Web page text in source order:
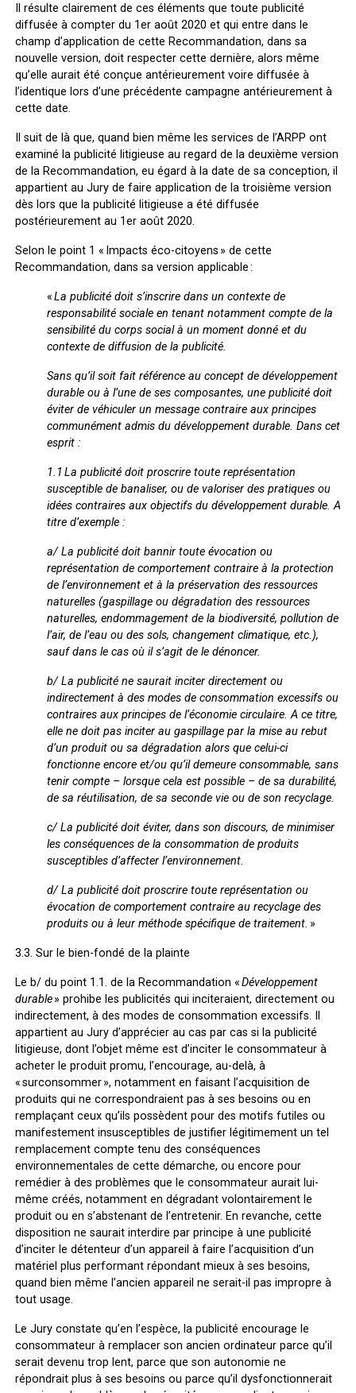
Il résulte clairement de ces éléments que toute publicité
diffusée à compter du 1eraoût 2020 et qui entre dans le
champ d’application de cette Recommandation, dans sa
nouvelle version, doit respecter cette dernière, alors même
qu’elle aurait été conçue antérieurement voire diffusée à
l’identique lors d’une précédente campagne antérieurement à
cette date.
Il suit de là que, quand bien même les services de l’ARPP ont
examiné la publicité litigieuse au regard de la deuxième version
de la Recommandation, eu égard à la date de sa conception, il
appartient au Jury de faire application de la troisième version
dès lors que la publicité litigieuse a été diffusée
postérieurement au 1eraoût 2020.
Selon le point 1 « Impacts éco-citoyens » de cette
Recommandation, dans sa version applicable :
«La publicité doit s’inscrire dans un contexte de
responsabilité sociale en tenant notamment compte de la
sensibilité du corps social à un moment donné et du
contexte de diffusion de la publicité.
Sans qu’il soit fait référence au concept de développement
durable ou à l’une de ses composantes, une publicité doit
éviter de véhiculer un message contraire aux principes
communément admis du développement durable. Dans cet
esprit :
1.1 La publicité doit proscrire toute représentation
susceptible de banaliser, ou de valoriser des pratiques ou
idées contraires aux objectifs du développement durable. A
titre d’exemple :
a/ La publicité doit bannir toute évocation ou
représentation de comportement contraire à la protection
de l’environnement et à la préservation des ressources
naturelles (gaspillage ou dégradation des ressources
naturelles, endommagement de la biodiversité, pollution de
l’air, de l’eau ou des sols, changement climatique, etc.),
sauf dans le cas où il s’agit de le dénoncer.
b/ La publicité ne saurait inciter directement ou
indirectement à des modes de consommation excessifs ou
contraires aux principes de l’économie circulaire. A ce titre,
elle ne doit pas inciter au gaspillage par la mise au rebut
d’un produit ou sa dégradation alors que celui-ci
fonctionne encore et/ou qu’il demeure consommable, sans
tenir compte – lorsque cela est possible – de sa durabilité,
de sa réutilisation, de sa seconde vie ou de son recyclage.
c/ La publicité doit éviter, dans son discours, de minimiser
les conséquences de la consommation de produits
susceptibles d’affecter l’environnement.
d/ La publicité doit proscrire toute représentation ou
évocation de comportement contraire au recyclage des
produits ou à leur méthode spécifique de traitement. »
3.3. Sur le bien-fondé de la plainte
Le b/ du point 1.1. de la Recommandation «Développement
durable» prohibe les publicités qui inciteraient, directement ou
indirectement, à des modes de consommation excessifs. Il
appartient au Jury d’apprécier au cas par cas si la publicité
litigieuse, dont l’objet même est d’inciter le consommateur à
acheter le produit promu, l’encourage, au-delà, à
« surconsommer », notamment en faisant l’acquisition de
produits qui ne correspondraient pas à ses besoins ou en
remplaçant ceux qu’ils possèdent pour des motifs futiles ou
manifestement insusceptibles de justifier légitimement un tel
remplacement compte tenu des conséquences
environnementales de cette démarche, ou encore pour
remédier à des problèmes que le consommateur aurait lui-
même créés, notamment en dégradant volontairement le
produit ou en s’abstenant de l’entretenir. En revanche, cette
disposition ne saurait interdire par principe à une publicité
d’inciter le détenteur d’un appareil à faire l’acquisition d’un
matériel plus performant répondant mieux à ses besoins,
quand bien même l’ancien appareil ne serait-il pas impropre à
tout usage.
Le Jury constate qu’en l’espèce, la publicité encourage le
consommateur à remplacer son ancien ordinateur parce qu’il
serait devenu trop lent, parce que son autonomie ne
répondrait plus à ses besoins ou parce qu’il dysfonctionnerait